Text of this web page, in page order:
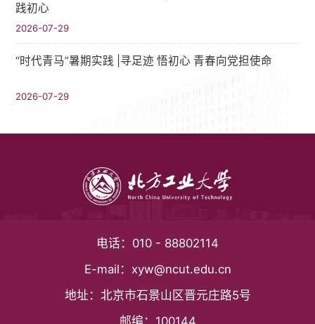
践初心
2026-07-29
“时代青马”暑期实践 |寻足迹 悟初心 青春向党担使命
2026-07-29
电话： 010 - 88802114
E-mail： xyw@ncut.edu.cn
地址： 北京市石景山区晋元庄路5号
邮编： 100144